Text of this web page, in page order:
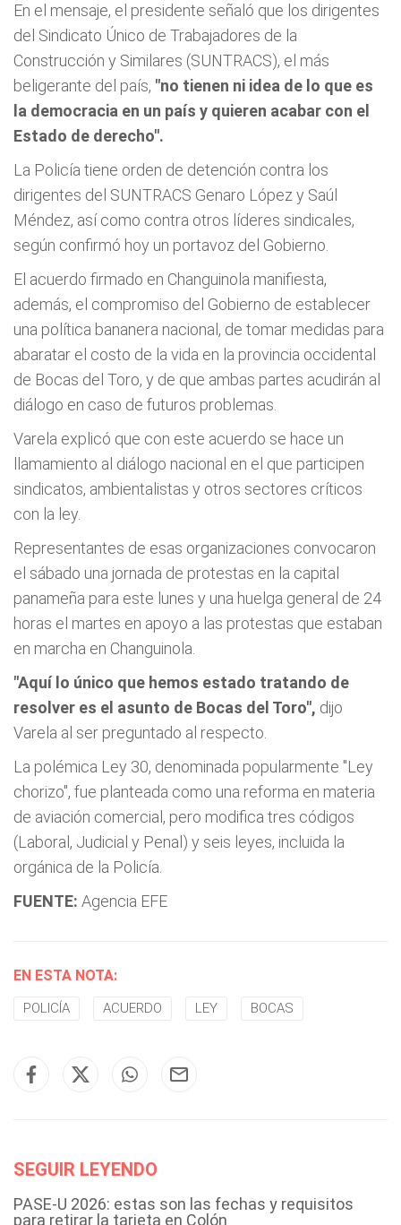
En el mensaje, el presidente señaló que los dirigentes
del Sindicato Único de Trabajadores de la
Construcción y Similares (SUNTRACS), el más
beligerante del país, "no tienen ni idea de lo que es
la democracia en un país y quieren acabar con el
Estado de derecho".
La Policía tiene orden de detención contra los
dirigentes del SUNTRACS Genaro López y Saúl
Méndez, así como contra otros líderes sindicales,
según confirmó hoy un portavoz del Gobierno.
El acuerdo firmado en Changuinola manifiesta,
además, el compromiso del Gobierno de establecer
una política bananera nacional, de tomar medidas para
abaratar el costo de la vida en la provincia occidental
de Bocas del Toro, y de que ambas partes acudirán al
diálogo en caso de futuros problemas.
Varela explicó que con este acuerdo se hace un
llamamiento al diálogo nacional en el que participen
sindicatos, ambientalistas y otros sectores críticos
con la ley.
Representantes de esas organizaciones convocaron
el sábado una jornada de protestas en la capital
panameña para este lunes y una huelga general de 24
horas el martes en apoyo a las protestas que estaban
en marcha en Changuinola.
"Aquí lo único que hemos estado tratando de
resolver es el asunto de Bocas del Toro", dijo
Varela al ser preguntado al respecto.
La polémica Ley 30, denominada popularmente "Ley
chorizo", fue planteada como una reforma en materia
de aviación comercial, pero modifica tres códigos
(Laboral, Judicial y Penal) y seis leyes, incluida la
orgánica de la Policía.
FUENTE: Agencia EFE
EN ESTA NOTA:
POLICÍA ACUERDO LEY BOCAS
SEGUIR LEYENDO
PASE-U 2026: estas son las fechas y requisitos
para retirar la tarjeta en Colón